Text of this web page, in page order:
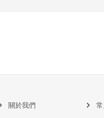
關於我們